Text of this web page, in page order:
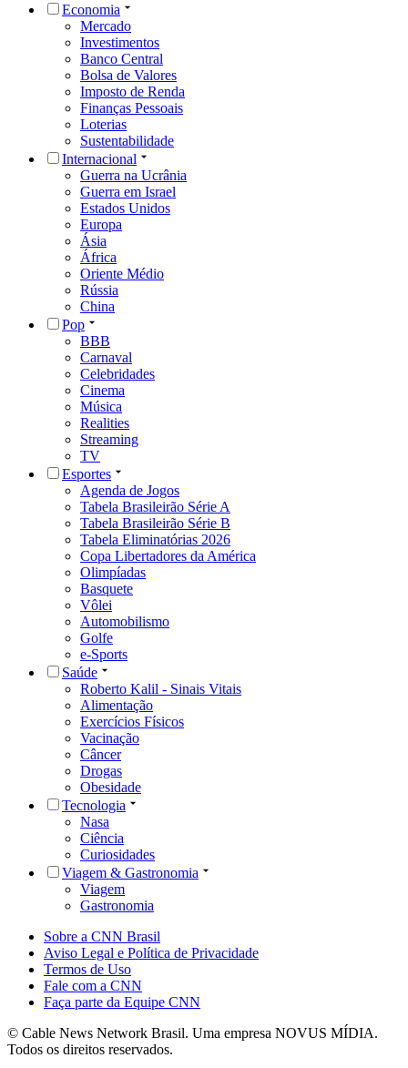
Economia
Mercado
Investimentos
Banco Central
Bolsa de Valores
Imposto de Renda
Finanças Pessoais
Loterias
Sustentabilidade
Internacional
Guerra na Ucrânia
Guerra em Israel
Estados Unidos
Europa
Ásia
África
Oriente Médio
Rússia
China
Pop
BBB
Carnaval
Celebridades
Cinema
Música
Realities
Streaming
TV
Esportes
Agenda de Jogos
Tabela Brasileirão Série A
Tabela Brasileirão Série B
Tabela Eliminatórias 2026
Copa Libertadores da América
Olimpíadas
Basquete
Vôlei
Automobilismo
Golfe
e-Sports
Saúde
Roberto Kalil - Sinais Vitais
Alimentação
Exercícios Físicos
Vacinação
Câncer
Drogas
Obesidade
Tecnologia
Nasa
Ciência
Curiosidades
Viagem & Gastronomia
Viagem
Gastronomia
Sobre a CNN Brasil
Aviso Legal e Política de Privacidade
Termos de Uso
Fale com a CNN
Faça parte da Equipe CNN
© Cable News Network Brasil. Uma empresa NOVUS MÍDIA.
Todos os direitos reservados.